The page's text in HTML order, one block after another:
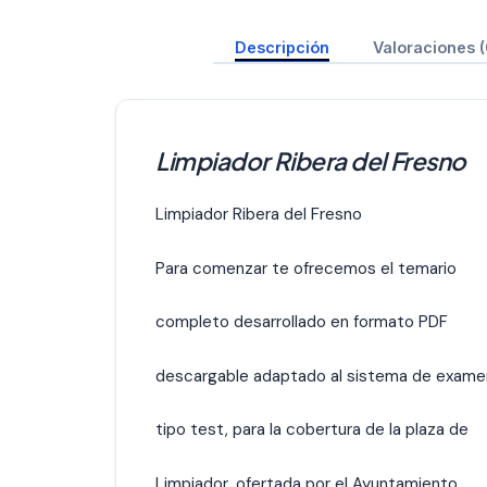
Descripción Valoraciones
Limpiador Ribera del Fresno
Limpiador Ribera del Fresno
Para comenzar te ofrecemos el temario
completo desarrollado en formato PDF
descargable adaptado al sistema de
tipo test, para la cobertura de la plaza de